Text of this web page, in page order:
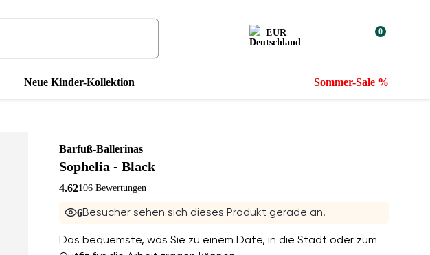
EUR 0
Neue Kinder-Kollektion Sommer-Sale %
Barfuß-Ballerinas
Sophelia - Black
4.62106 Bewertungen
6Besucher sehen sich dieses Produkt gerade an.
Das bequemste, was Sie zu einem Date, in die Stadt oder zum